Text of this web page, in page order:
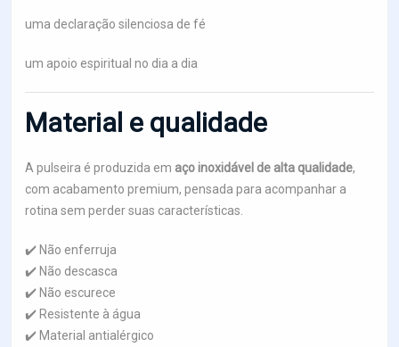
uma declaração silenciosa de fé
um apoio espiritual no dia a dia
Material e qualidade
A pulseira é produzida em aço inoxidável de alta qualidade,
com acabamento premium, pensada para acompanhar a
rotina sem perder suas características.
✔️ Não enferruja
✔️ Não descasca
✔️ Não escurece
✔️ Resistente à água
✔️ Material antialérgico